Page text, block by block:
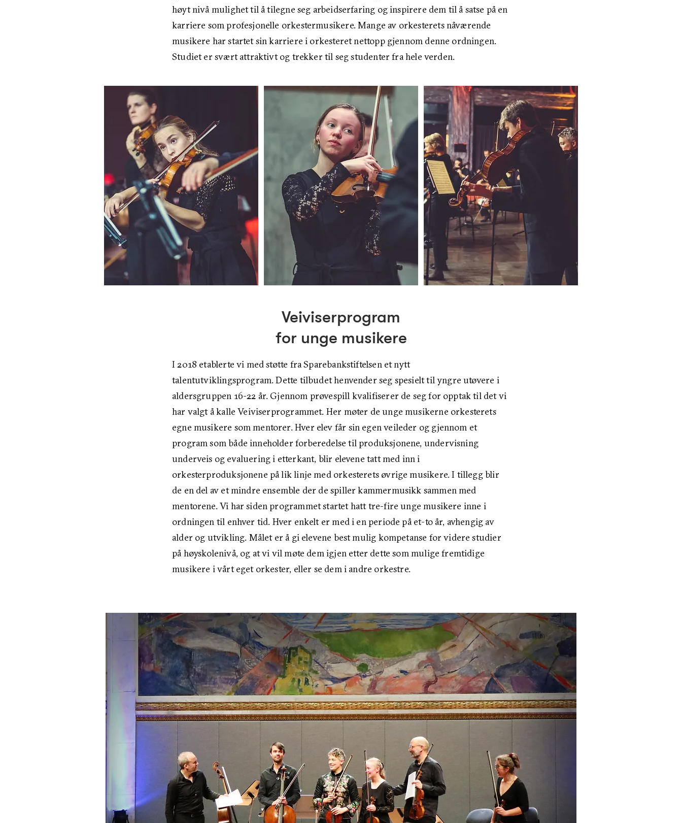
høyt nivå mulighet til å tilegne seg arbeidserfaring og inspirere dem til å satse på en
karriere som profesjonelle orkestermusikere. Mange av orkesterets nåværende
musikere har startet sin karriere i orkesteret nettopp gjennom denne ordningen.
Studiet er svært attraktivt og trekker til seg studenter fra hele verden.
Veiviserprogram
for unge musikere
I 2018 etablerte vi med støtte fra Sparebankstiftelsen et nytt
talentutviklingsprogram. Dette tilbudet henvender seg spesielt til yngre utøvere i
aldersgruppen 16-22 år. Gjennom prøvespill kvalifiserer de seg for opptak til det vi
har valgt å kalle Veiviserprogrammet. Her møter de unge musikerne orkesterets
egne musikere som mentorer. Hver elev får sin egen veileder og gjennom et
program som både inneholder forberedelse til produksjonene, undervisning
underveis og evaluering i etterkant, blir elevene tatt med inn i
orkesterproduksjonene på lik linje med orkesterets øvrige musikere. I tillegg blir
de en del av et mindre ensemble der de spiller kammermusikk sammen med
mentorene. Vi har siden programmet startet hatt tre-fire unge musikere inne i
ordningen til enhver tid. Hver enkelt er med i en periode på et-to år, avhengig av
alder og utvikling. Målet er å gi elevene best mulig kompetanse for videre studier
på høyskolenivå, og at vi vil møte dem igjen etter dette som mulige fremtidige
musikere i vårt eget orkester, eller se dem i andre orkestre.